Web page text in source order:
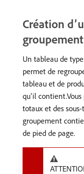
Création
groupement
Un tableau de type
permet de
tableau et de
qu’il
totaux et des
groupement
de pied de page.